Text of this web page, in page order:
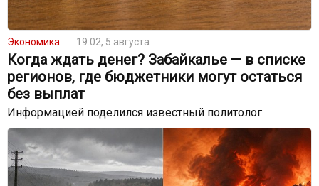
Экономика 19:02, 5 августа
Когда ждать денег? Забайкалье — в списке
регионов, где бюджетники могут остаться
без выплат
Информацией поделился известный политолог